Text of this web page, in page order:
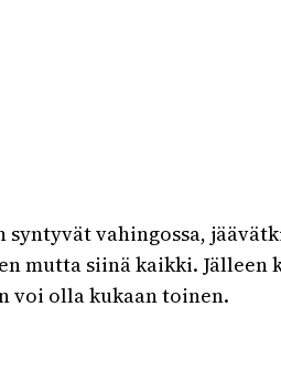
vahingossa,
mutta siinä kaikki. Jälleen
voi olla kukaan toinen.